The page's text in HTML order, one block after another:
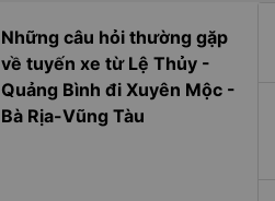
Những câu hỏi thường gặp
về tuyến xe từ Lệ Thủy -
Quảng Bình đi Xuyên Mộc -
Bà Rịa-Vũng Tàu